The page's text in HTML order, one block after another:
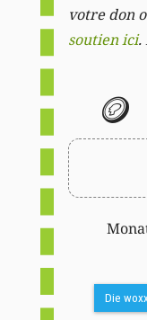
votre don
soutien ici.
🪙
Die